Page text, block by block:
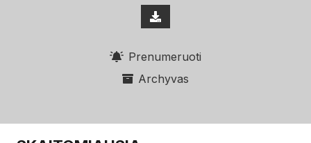
Prenumeruoti
Archyvas